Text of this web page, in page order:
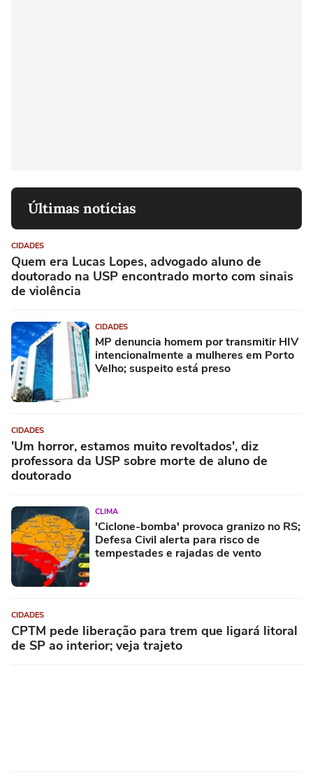
Últimas notícias
CIDADES
Quem era Lucas Lopes, advogado aluno de
doutorado na USP encontrado morto com sinais
de violência
CIDADES
MP denuncia homem por transmitir HIV
intencionalmente a mulheres em Porto
Velho; suspeito está preso
CIDADES
'Um horror, estamos muito revoltados', diz
professora da USP sobre morte de aluno de
doutorado
CLIMA
'Ciclone-bomba' provoca granizo no RS;
Defesa Civil alerta para risco de
tempestades e rajadas de vento
CIDADES
CPTM pede liberação para trem que ligará litoral
de SP ao interior; veja trajeto